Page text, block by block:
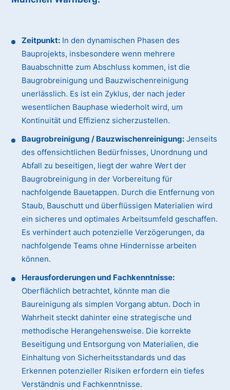
Zeitpunkt: In den dynamischen Phasen des
Bauprojekts, insbesondere wenn mehrere
Bauabschnitte zum Abschluss kommen, ist die
Baugrobreinigung und Bauzwischenreinigung
unerlässlich. Es ist ein Zyklus, der nach jeder
wesentlichen Bauphase wiederholt wird, um
Kontinuität und Effizienz sicherzustellen.
Baugrobreinigung / Bauzwischenreinigung: Jenseits
des offensichtlichen Bedürfnisses, Unordnung und
Abfall zu beseitigen, liegt der wahre Wert der
Baugrobreinigung in der Vorbereitung für
nachfolgende Bauetappen. Durch die Entfernung von
Staub, Bauschutt und überflüssigen Materialien wird
ein sicheres und optimales Arbeitsumfeld geschaffen.
Es verhindert auch potenzielle Verzögerungen, da
nachfolgende Teams ohne Hindernisse arbeiten
können.
Herausforderungen und Fachkenntnisse:
Oberflächlich betrachtet, könnte man die
Baureinigung als simplen Vorgang abtun. Doch in
Wahrheit steckt dahinter eine strategische und
methodische Herangehensweise. Die korrekte
Beseitigung und Entsorgung von Materialien, die
Einhaltung von Sicherheitsstandards und das
Erkennen potenzieller Risiken erfordern ein tiefes
Verständnis und Fachkenntnisse.